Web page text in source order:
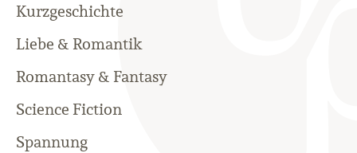
Kurzgeschichte
Liebe & Romantik
Romantasy & Fantasy
Science Fiction
Spannung